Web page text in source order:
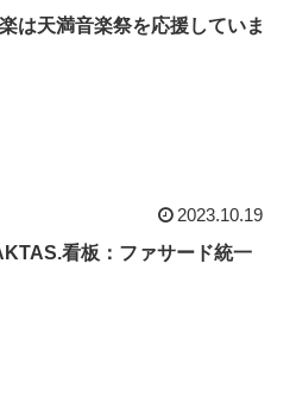
は天満音楽祭を応援していま
2023.10.19
看板：ファサード統一